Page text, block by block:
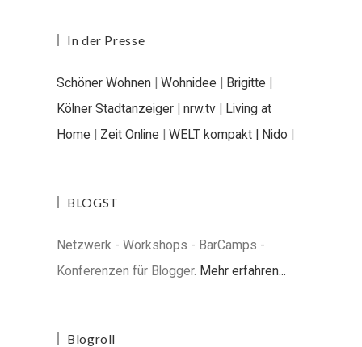
In der Presse
Schöner Wohnen | Wohnidee | Brigitte |
Kölner Stadtanzeiger | nrw.tv | Living at
Home | Zeit Online | WELT kompakt | Nido |
BLOGST
Netzwerk - Workshops - BarCamps -
Konferenzen für Blogger. Mehr erfahren...
Blogroll